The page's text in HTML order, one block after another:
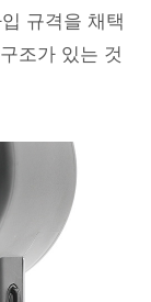
규격을 채택
조가 있는 것